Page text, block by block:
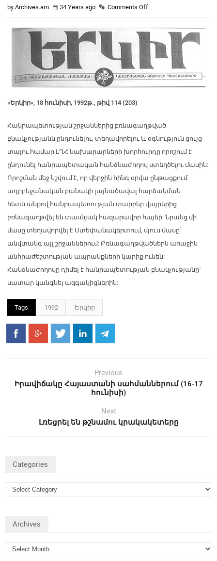
by Archives.am 34 Years ago Comments Off
«Երկիր», 18 հունիսի, 1992թ., թիվ 114 (203)
Հանրապետության շրջաններից բռնագաղթված
բնակչությանն ընդունելու, տեղավորելու և օգնություն ցույց
տալու համար ԼՂՀ նախարարների խորհուրդը որոշում է
ընդունել հանրապետական հանձնաժողով ստեղծելու մասին:
Որոշման մեջ նշվում է, որ վերջին հինգ օրվա ընթացքում
ադրբեջանական բանակի լայնածավալ հարձակման
հետևանքով հանրապետության տարբեր վայրերից
բռնագաղթվել են տասնյակ հազարավոր հայեր: Նրանց մի
մասը տեղավորվել է Ստեփանակերտում, մյուս մասը`
անվտանգ այլ շրջաններում: Բռնագաղթվածներն առաջին
անհրաժեշտության ապրանքների կարիք ունեն:
Հանձնաժողովը դիմել է հանրապետության բնակչությանը`
սատար կանգնել ազգակիցներին:
Tags 1992 Երկիր
Previous
Իրավիճակը Հայաստանի սահմաններում (16-17
հունիսի)
Next
Լռեցրել են թշնամու կրակակետերը
Categories
Archives